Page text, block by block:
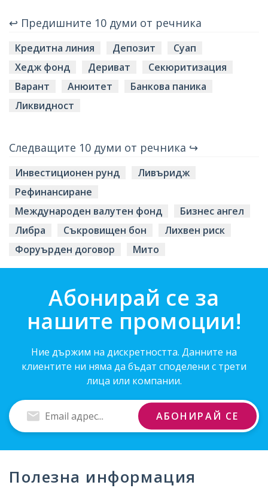
↩ Предишните 10 думи от речника
Кредитна линия Депозит
Суап
Хедж фонд
Дериват
Секюритизация
Варант
Анюитет
Банкова паника
Ликвидност
Следващите 10 думи от речника ↪
Инвестиционен рунд
Ливъридж
Рефинансиране
Международен валутен фонд
Бизнес ангел
Либра
Съкровищен бон
Лихвен риск
Форуърден договор
Мито
Абонирай се за
нашите промоции!
Ние държим на дискретността. Данните на
клиентите ни няма да бъдат споделени с трети
лица или компании.
Въведи
Email
адрес
АБОНИРАЙ СЕ
Полезна информация